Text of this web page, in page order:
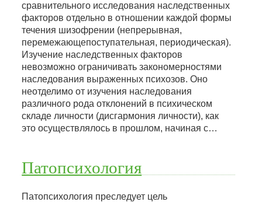
сравнительного исследования наследственных
факторов отдельно в отношении каждой формы
течения шизофрении (непрерывная,
перемежающепоступательная, периодическая).
Изучение наследственных факторов
невозможно ограничивать закономерностями
наследования выраженных психозов. Оно
неотделимо от изучения наследования
различного рода отклонений в психическом
складе личности (дисгармония личности), как
это осуществлялось в прошлом, начиная с…
Патопсихология
Патопсихология преследует цель